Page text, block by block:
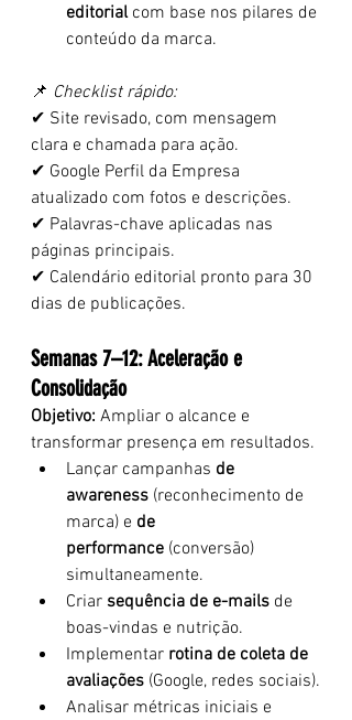
editorial com base nos pilares de
conteúdo da marca.
📌 Checklist rápido:
✔ Site revisado, com mensagem
clara e chamada para ação.
✔ Google Perfil da Empresa
atualizado com fotos e descrições.
✔ Palavras-chave aplicadas nas
páginas principais.
✔ Calendário editorial pronto para 30
dias de publicações.
Semanas 7–12: Aceleração e
Consolidação
Objetivo: Ampliar o alcance e
transformar presença em resultados.
Lançar campanhas de
awareness (reconhecimento de
marca) e de
performance (conversão)
simultaneamente.
Criar sequência de e-mails de
boas-vindas e nutrição.
Implementar rotina de coleta de
avaliações (Google, redes sociais).
Analisar métricas iniciais e